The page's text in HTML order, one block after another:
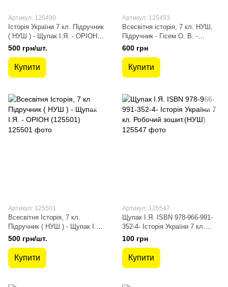
Артикул: 125490
Історія України 7 кл. Підручник
( НУШ ) - Щупак І.Я. - ОРІОН
(125490)
500 грн/шт.
Купити
Артикул: 125453
Всесвітня історія, 7 кл. НУШ,
Підручник - Гісем О. В. -
РАНОК (125453)
600 грн
Купити
Артикул: 125501
Всесвітня Історія, 7 кл.
Підручник ( НУШ ) - Щупак І.Я.
- ОРІОН (125501)
500 грн/шт.
Купити
Артикул: 125547
Щупак І.Я. ISBN 978-966-991-
352-4- Історія України 7 кл.
Робочий зошит.(НУШ)
100 грн
Купити